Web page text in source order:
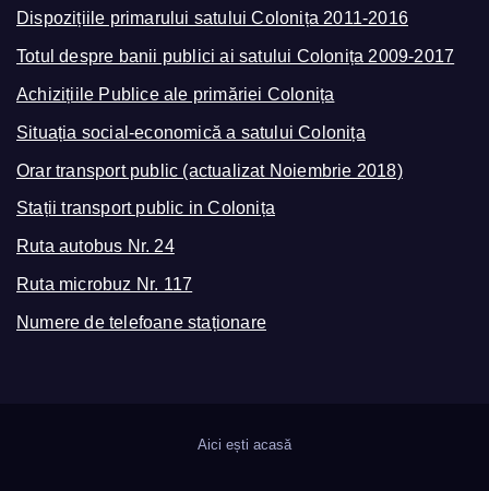
Dispozițiile primarului satului Colonița 2011-2016
Totul despre banii publici ai satului Colonița 2009-2017
Achizițiile Publice ale primăriei Colonița
Situația social-economică a satului Colonița
Orar transport public (actualizat Noiembrie 2018)
Stații transport public in Colonița
Ruta autobus Nr. 24
Ruta microbuz Nr. 117
Numere de telefoane staționare
Aici ești acasă